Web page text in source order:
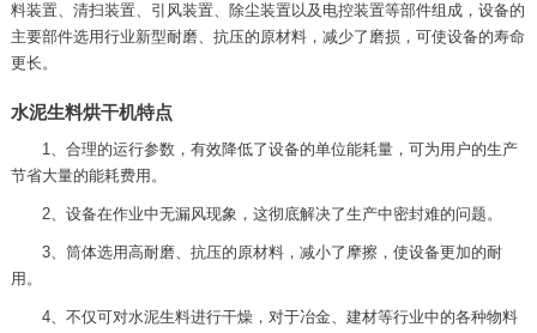
料装置、清扫装置、引风装置、除尘装置以及电控装置等部件组成，设备的
主要部件选用行业新型耐磨、抗压的原材料，减少了磨损，可使设备的寿命
更长。
水泥生料烘干机特点
1、合理的运行参数，有效降低了设备的单位能耗量，可为用户的生产
节省大量的能耗费用。
2、设备在作业中无漏风现象，这彻底解决了生产中密封难的问题。
3、筒体选用高耐磨、抗压的原材料，减小了摩擦，使设备更加的耐
用。
4、不仅可对水泥生料进行干燥，对于冶金、建材等行业中的各种物料